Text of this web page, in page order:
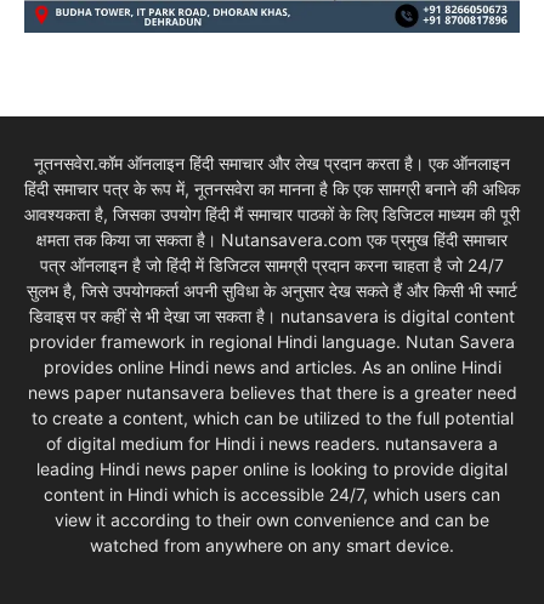
नूतनसवेरा.कॉम ऑनलाइन हिंदी समाचार और लेख प्रदान करता है। एक ऑनलाइन
हिंदी समाचार पत्र के रूप में, नूतनसवेरा का मानना है कि एक सामग्री बनाने की अधिक
आवश्यकता है, जिसका उपयोग हिंदी मैं समाचार पाठकों के लिए डिजिटल माध्यम की पूरी
क्षमता तक किया जा सकता है। Nutansavera.com एक प्रमुख हिंदी समाचार
पत्र ऑनलाइन है जो हिंदी में डिजिटल सामग्री प्रदान करना चाहता है जो 24/7
सुलभ है, जिसे उपयोगकर्ता अपनी सुविधा के अनुसार देख सकते हैं और किसी भी स्मार्ट
डिवाइस पर कहीं से भी देखा जा सकता है। nutansavera is digital content
provider framework in regional Hindi language. Nutan Savera
provides online Hindi news and articles. As an online Hindi
news paper nutansavera believes that there is a greater need
to create a content, which can be utilized to the full potential
of digital medium for Hindi i news readers. nutansavera a
leading Hindi news paper online is looking to provide digital
content in Hindi which is accessible 24/7, which users can
view it according to their own convenience and can be
watched from anywhere on any smart device.